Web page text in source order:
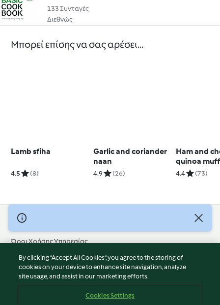
133 Συνταγές
Διεθνώς
Μπορεί επίσης να σας αρέσει...
Lamb sfiha
4.5 (8)
Garlic and coriander
naan
4.9 (26)
Ham and
quinoa
4.4 (73)
© Πνευματικά Δικαιώματα 2026
Όροι Χρήσης Υπηρεσίας
Πολιτική Απορρήτου
Δήλωση Αποποίησης Ευθύνης
Διαχειριστής ιστοσελίδας
By clicking “Accept All Cookies”, you agree to the storing of
cookies on your device to enhance site navigation, analyze
site usage, and assist in our marketing efforts.
Cookies Settings